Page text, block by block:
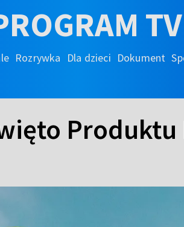
TV
Rozrywka Dla dzieci Dokument